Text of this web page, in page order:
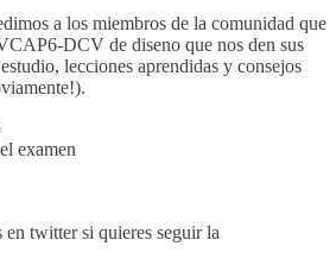
a los miembros de la comunidad que
DCV de diseno que nos den sus
lecciones aprendidas y consejos
examen
en twitter si quieres seguir la